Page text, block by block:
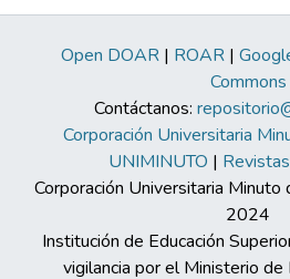
Open DOAR | ROAR |
Commons
Contáctanos:
Corporación Universitaria
UNIMINUTO |
Corporación Universitaria
2024
Institución de Educación
vigilancia por el Ministerio de